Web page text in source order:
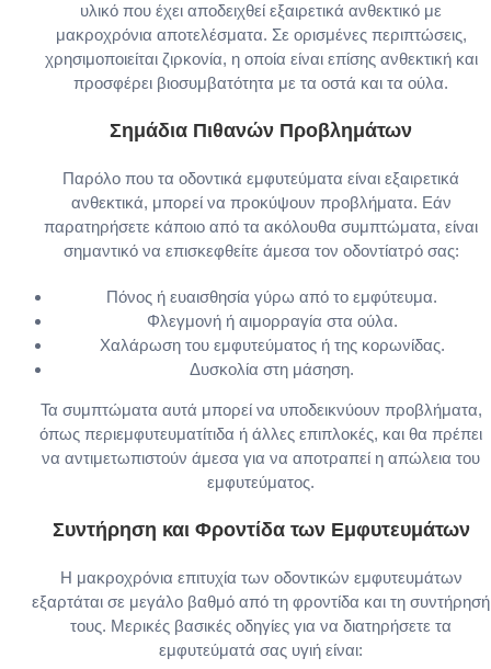
υλικό που έχει αποδειχθεί εξαιρετικά ανθεκτικό με
μακροχρόνια αποτελέσματα. Σε ορισμένες περιπτώσεις,
χρησιμοποιείται ζιρκονία, η οποία είναι επίσης ανθεκτική και
προσφέρει βιοσυμβατότητα με τα οστά και τα ούλα.
Σημάδια Πιθανών Προβλημάτων
Παρόλο που τα οδοντικά εμφυτεύματα είναι εξαιρετικά
ανθεκτικά, μπορεί να προκύψουν προβλήματα. Εάν
παρατηρήσετε κάποιο από τα ακόλουθα συμπτώματα, είναι
σημαντικό να επισκεφθείτε άμεσα τον οδοντίατρό σας:
Πόνος ή ευαισθησία γύρω από το εμφύτευμα.
Φλεγμονή ή αιμορραγία στα ούλα.
Χαλάρωση του εμφυτεύματος ή της κορωνίδας.
Δυσκολία στη μάσηση.
Τα συμπτώματα αυτά μπορεί να υποδεικνύουν προβλήματα,
όπως περιεμφυτευματίτιδα ή άλλες επιπλοκές, και θα πρέπει
να αντιμετωπιστούν άμεσα για να αποτραπεί η απώλεια του
εμφυτεύματος.
Συντήρηση και Φροντίδα των Εμφυτευμάτων
Η μακροχρόνια επιτυχία των οδοντικών εμφυτευμάτων
εξαρτάται σε μεγάλο βαθμό από τη φροντίδα και τη συντήρησή
τους. Μερικές βασικές οδηγίες για να διατηρήσετε τα
εμφυτεύματά σας υγιή είναι: